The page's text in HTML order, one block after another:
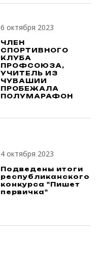
6 октября 2023
ЧЛЕН
СПОРТИВНОГО
КЛУБА
ПРОФСОЮЗА,
УЧИТЕЛЬ ИЗ
ЧУВАШИИ
ПРОБЕЖАЛА
ПОЛУМАРАФОН
4 октября 2023
Подведены итоги
республиканского
конкурса "Пишет
первичка"